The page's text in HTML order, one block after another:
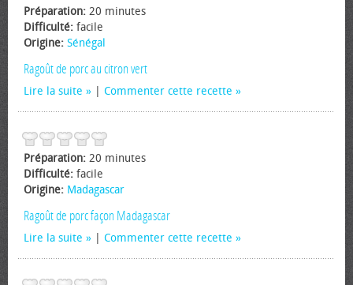
Préparation: 20 minutes
Difficulté: facile
Origine: Sénégal
Ragoût de porc au citron vert
Lire la suite Commenter cette recette
Préparation: 20 minutes
Difficulté: facile
Origine: Madagascar
Ragoût de porc façon Madagascar
Lire la suite Commenter cette recette